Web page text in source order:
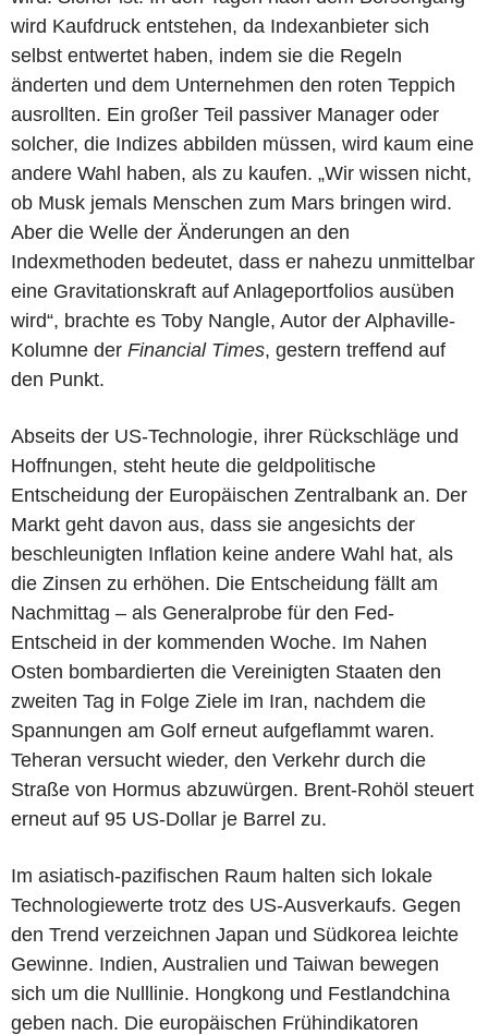
wird Kaufdruck entstehen, da Indexanbieter sich
selbst entwertet haben, indem sie die Regeln
änderten und dem Unternehmen den roten Teppich
ausrollten. Ein großer Teil passiver Manager oder
solcher, die Indizes abbilden müssen, wird kaum eine
andere Wahl haben, als zu kaufen. „Wir wissen nicht,
ob Musk jemals Menschen zum Mars bringen wird.
Aber die Welle der Änderungen an den
Indexmethoden bedeutet, dass er nahezu unmittelbar
eine Gravitationskraft auf Anlageportfolios ausüben
wird“, brachte es Toby Nangle, Autor der Alphaville-
Kolumne der Financial Times, gestern treffend auf
den Punkt.
Abseits der US-Technologie, ihrer Rückschläge und
Hoffnungen, steht heute die geldpolitische
Entscheidung der Europäischen Zentralbank an. Der
Markt geht davon aus, dass sie angesichts der
beschleunigten Inflation keine andere Wahl hat, als
die Zinsen zu erhöhen. Die Entscheidung fällt am
Nachmittag – als Generalprobe für den Fed-
Entscheid in der kommenden Woche. Im Nahen
Osten bombardierten die Vereinigten Staaten den
zweiten Tag in Folge Ziele im Iran, nachdem die
Spannungen am Golf erneut aufgeflammt waren.
Teheran versucht wieder, den Verkehr durch die
Straße von Hormus abzuwürgen. Brent-Rohöl steuert
erneut auf 95 US-Dollar je Barrel zu.
Im asiatisch-pazifischen Raum halten sich lokale
Technologiewerte trotz des US-Ausverkaufs. Gegen
den Trend verzeichnen Japan und Südkorea leichte
Gewinne. Indien, Australien und Taiwan bewegen
sich um die Nulllinie. Hongkong und Festlandchina
geben nach. Die europäischen Frühindikatoren